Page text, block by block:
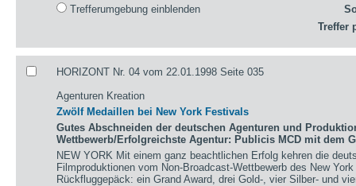
Trefferumgebung einblenden
Treffer
HORIZONT Nr. 04 vom 22.01.1998 Seite 035
Agenturen Kreation
Zwölf Medaillen bei New York Festivals
Gutes Abschneiden der deutschen Agenturen und
Wettbewerb/Erfolgreichste Agentur: Publicis MCD mit dem
NEW YORK Mit einem ganz beachtlichen Erfolg kehren die
Filmproduktionen vom Non-Broadcast-Wettbewerb des New
Rückfluggepäck: ein Grand Award, drei Gold-, vier Silber- und